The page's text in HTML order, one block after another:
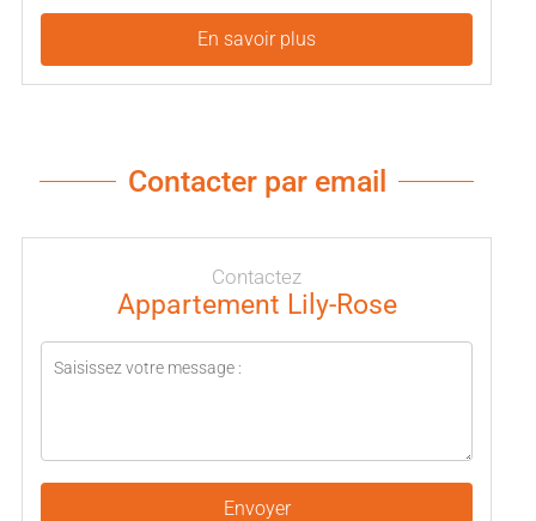
En savoir plus
Contacter par email
Contactez
Appartement Lily-Rose
Envoyer